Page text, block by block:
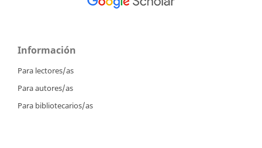
Información
Para lectores/as
Para autores/as
Para bibliotecarios/as